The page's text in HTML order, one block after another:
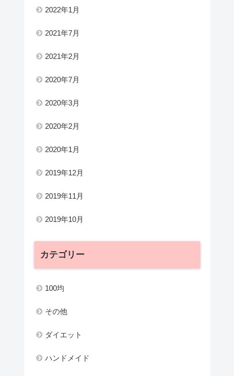
2022年1月
2021年7月
2021年2月
2020年7月
2020年3月
2020年2月
2020年1月
2019年12月
2019年11月
2019年10月
カテゴリー
100均
その他
ダイエット
ハンドメイド